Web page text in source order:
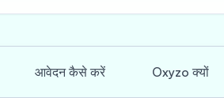
आवेदन कैसे करें Oxyzo क्यों